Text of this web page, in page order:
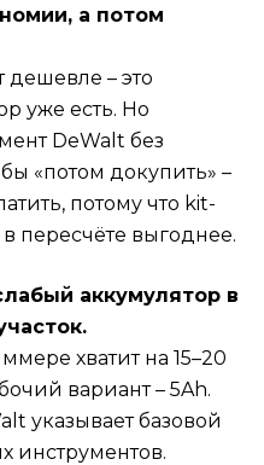
а потом
дешевле – это
уже есть. Но
DeWalt без
«потом докупить» –
потому что kit-
пересчёте выгоднее.
аккумулятор в
хватит на 15–20
вариант – 5Ah.
указывает базовой
инструментов.